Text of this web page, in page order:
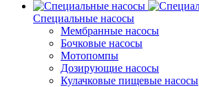
Специальные насосы
Мембранные насосы
Бочковые насосы
Мотопомпы
Дозирующие насосы
Кулачковые пищевые насосы